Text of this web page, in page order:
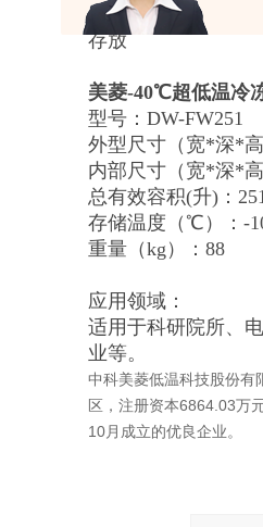
(DW-FW110内胆为
存放
美菱-40℃超低温冷
型号：DW-FW251
外型尺寸（宽*深*
内部尺寸（宽*深*
总有效容积(升)：251
存储温度（℃）：-
重量（kg）：88
应用领域：
适用于科研院所、
业等。
中科美菱低温科技股份有
区，注册资本6864.03万
10月成立的优良企业。